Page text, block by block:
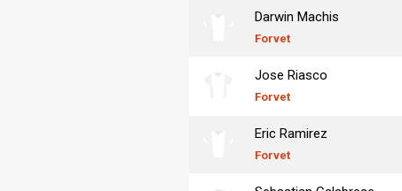
Darwin Machis
Forvet
Jose Riasco
Forvet
Eric Ramirez
Forvet